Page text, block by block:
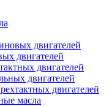
двигателей
двигателей
двигателей
двигателей
двигателей
масла